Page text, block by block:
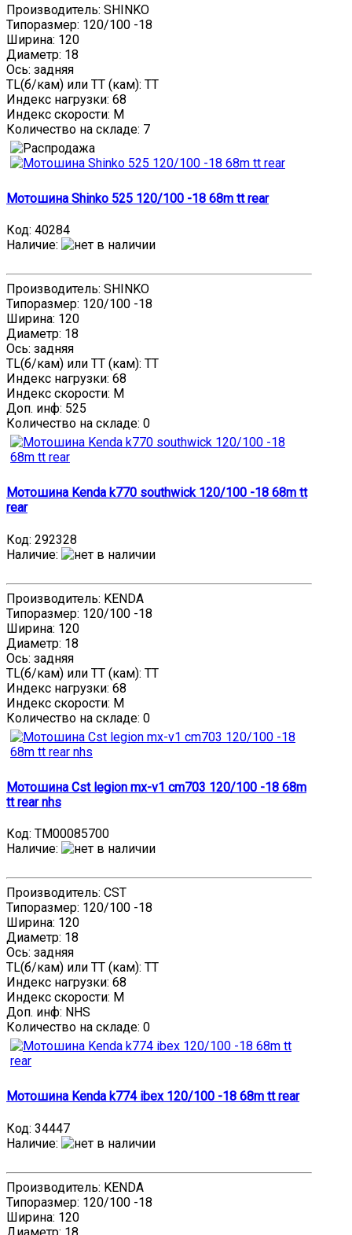
Производитель: SHINKO
Типоразмер: 120/100 -18
Ширина: 120
Диаметр: 18
Ось: задняя
TL(б/кам) или TT (кам): TT
Индекс нагрузки: 68
Индекс скорости: M
Количество на складе: 7
Мотошина Shinko 525 120/100 -18 68m tt rear
Код: 40284
Наличие:
Производитель: SHINKO
Типоразмер: 120/100 -18
Ширина: 120
Диаметр: 18
Ось: задняя
TL(б/кам) или TT (кам): TT
Индекс нагрузки: 68
Индекс скорости: M
Доп. инф: 525
Количество на складе: 0
Мотошина Kenda k770 southwick 120/100 -18 68m tt
rear
Код: 292328
Наличие:
Производитель: KENDA
Типоразмер: 120/100 -18
Ширина: 120
Диаметр: 18
Ось: задняя
TL(б/кам) или TT (кам): TT
Индекс нагрузки: 68
Индекс скорости: M
Количество на складе: 0
Мотошина Cst legion mx-v1 cm703 120/100 -18 68m
tt rear nhs
Код: TM00085700
Наличие:
Производитель: CST
Типоразмер: 120/100 -18
Ширина: 120
Диаметр: 18
Ось: задняя
TL(б/кам) или TT (кам): TT
Индекс нагрузки: 68
Индекс скорости: M
Доп. инф: NHS
Количество на складе: 0
Мотошина Kenda k774 ibex 120/100 -18 68m tt rear
Код: 34447
Наличие:
Производитель: KENDA
Типоразмер: 120/100 -18
Ширина: 120
Диаметр: 18